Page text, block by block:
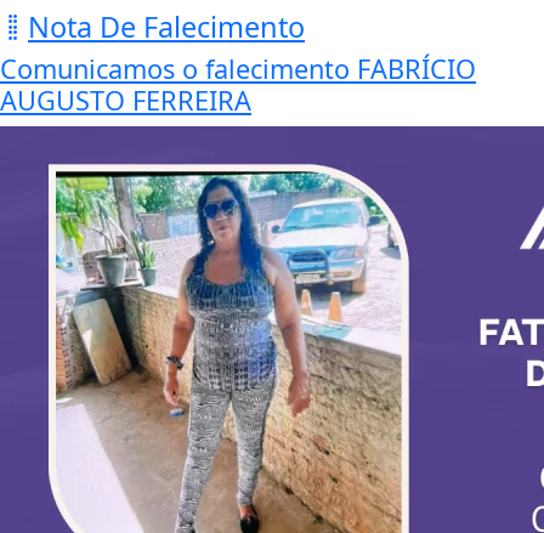
Nota De Falecimento
Comunicamos o falecimento FABRÍCIO
AUGUSTO FERREIRA